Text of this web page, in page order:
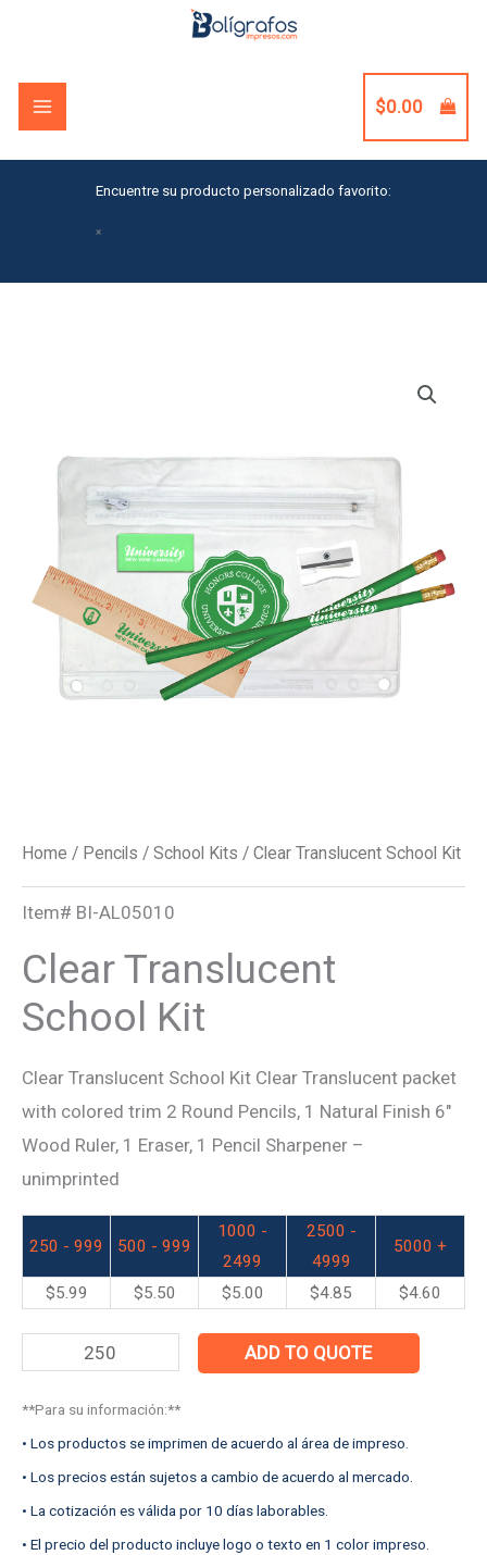
content
$0.00
Encuentre su producto personalizado favorito:
×
Home / Pencils / School Kits / Clear Translucent School Kit
Item# BI-AL05010
Clear Translucent
School Kit
Clear Translucent School Kit Clear Translucent packet
with colored trim 2 Round Pencils, 1 Natural Finish 6″
Wood Ruler, 1 Eraser, 1 Pencil Sharpener –
unimprinted
250 - 999 500 - 999
1000 -
2499
2500 -
4999
5000 +
$5.99 $5.50 $5.00 $4.85 $4.60
quantity
ADD TO QUOTE
**Para su información:**
• Los productos se imprimen de acuerdo al área de impreso.
• Los precios están sujetos a cambio de acuerdo al mercado.
• La cotización es válida por 10 días laborables.
• El precio del producto incluye logo o texto en 1 color impreso.